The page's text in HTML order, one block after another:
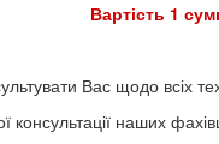
Вартість 1
Вас щодо всіх
консультації наших